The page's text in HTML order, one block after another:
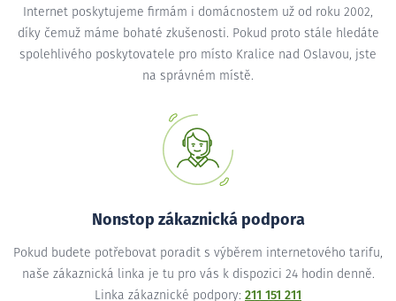
Internet poskytujeme firmám i domácnostem už od roku 2002,
díky čemuž máme bohaté zkušenosti. Pokud proto stále hledáte
spolehlivého poskytovatele pro místo Kralice nad Oslavou, jste
na správném místě.
Nonstop zákaznická podpora
Pokud budete potřebovat poradit s výběrem internetového tarifu,
naše zákaznická linka je tu pro vás k dispozici 24 hodin denně.
Linka zákaznické podpory: 211 151 211